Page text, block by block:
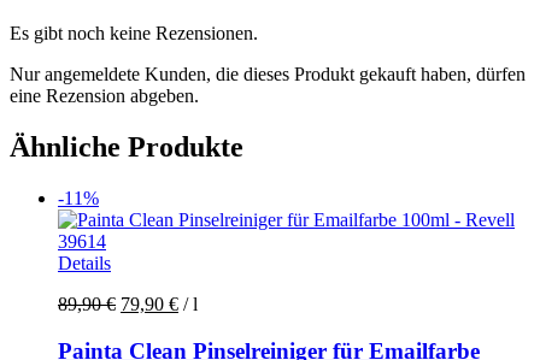
Es gibt noch keine Rezensionen.
Nur angemeldete Kunden, die dieses Produkt gekauft haben, dürfen
eine Rezension abgeben.
Ähnliche Produkte
-11%
Details
89,90€ 79,90 € /l
Painta Clean Pinselreiniger für Emailfarbe